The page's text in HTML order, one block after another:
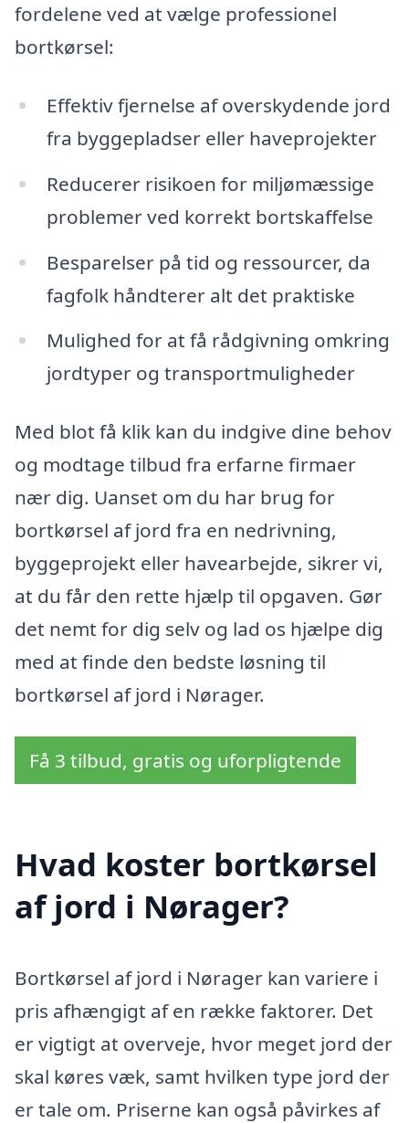
fordelene ved at vælge professionel
bortkørsel:
Effektiv fjernelse af overskydende jord
fra byggepladser eller haveprojekter
Reducerer risikoen for miljømæssige
problemer ved korrekt bortskaffelse
Besparelser på tid og ressourcer, da
fagfolk håndterer alt det praktiske
Mulighed for at få rådgivning omkring
jordtyper og transportmuligheder
Med blot få klik kan du indgive dine behov
og modtage tilbud fra erfarne firmaer
nær dig. Uanset om du har brug for
bortkørsel af jord fra en nedrivning,
byggeprojekt eller havearbejde, sikrer vi,
at du får den rette hjælp til opgaven. Gør
det nemt for dig selv og lad os hjælpe dig
med at finde den bedste løsning til
bortkørsel af jord i Nørager.
Få 3 tilbud, gratis og uforpligtende
Hvad koster bortkørsel
af jord i Nørager?
Bortkørsel af jord i Nørager kan variere i
pris afhængigt af en række faktorer. Det
er vigtigt at overveje, hvor meget jord der
skal køres væk, samt hvilken type jord der
er tale om. Priserne kan også påvirkes af